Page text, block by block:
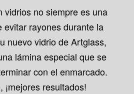
vidrios no siempre es una
evitar rayones durante la
nuevo vidrio de Artglass,
lámina especial que se
con el enmarcado.
¡mejores resultados!